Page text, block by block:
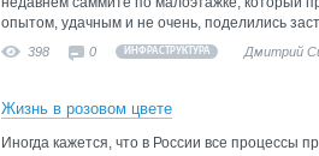
опытом, удачным и не очень, поделились
398 0 ИНФРАСТРУКТУРА Дмитрий
Жизнь в розовом цвете
Иногда кажется, что в России все процессы